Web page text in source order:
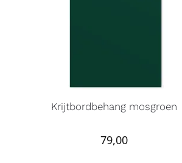
Krijtbordbehang mosgroen
79,00